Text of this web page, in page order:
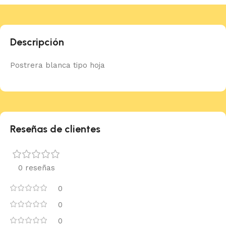
Descripción
Postrera blanca tipo hoja
Reseñas de clientes
0 reseñas
0
0
0